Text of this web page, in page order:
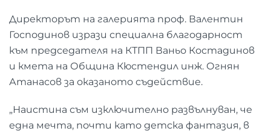
Директорът на галерията проф. Валентин
Господинов изрази специална благодарност
към председателя на КТПП Ваньо Костадинов
и кмета на Община Кюстендил инж. Огнян
Атанасов за оказаното съдействие.
„Наистина съм изключително развълнуван, че
една мечта, почти като детска фантазия, в